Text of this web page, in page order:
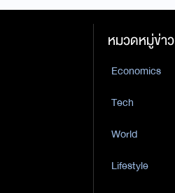
หมวดหมู่ข่าว
Economics
Tech
World
Lifestyle